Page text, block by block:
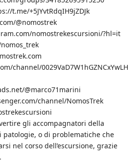
t.me/+5JYvtRdqIH9jZDJk
@nomostrek
nomostrekescursioni/?hl=it
channel/0029VaD7W1hGZNCxYwLH
@marco71marini
channel/NomosTrek
gli accompagnatori della
patologie, o di problematiche che
nel corso dell’escursione, grazie